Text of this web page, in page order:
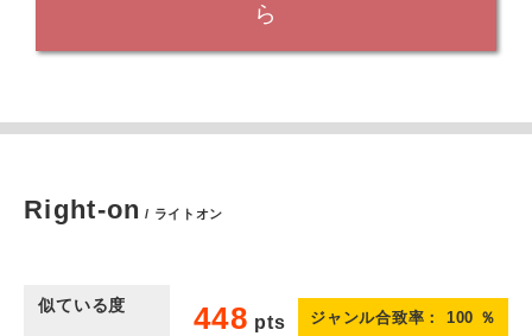
ら
Right-on / ライトオン
似ている度 448 pts ジャンル合致率： 100 ％